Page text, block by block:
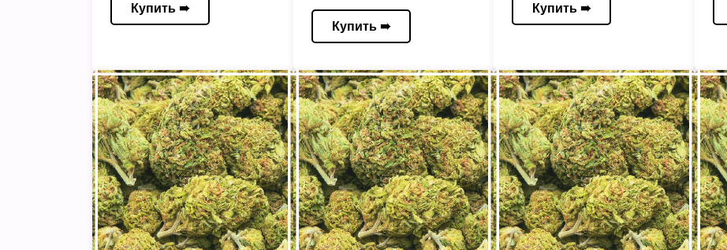
Купить ➠
Купить ➠
Купить ➠